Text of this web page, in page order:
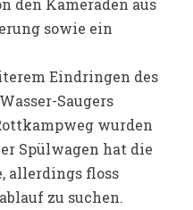
den Kameraden aus
sowie ein
Eindringen des
Saugers
wurden
Spülwagen hat die
allerdings floss
zu suchen.